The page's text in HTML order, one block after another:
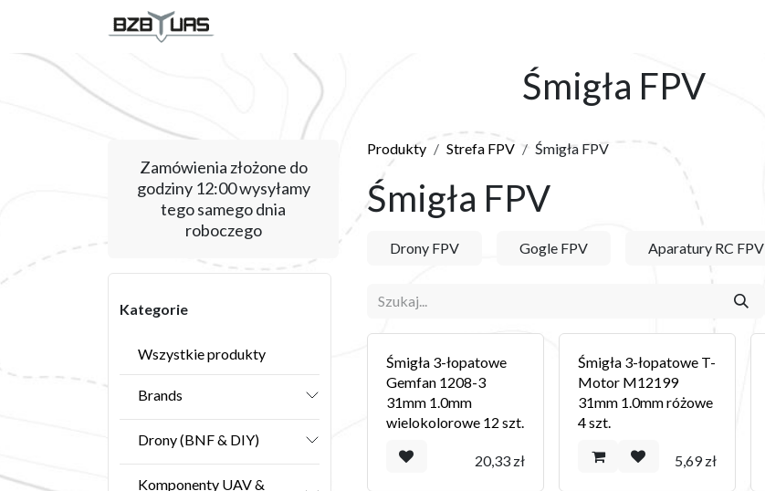
Śmigła FPV
Zamówienia złożone do
godziny 12:00 wysyłamy
tego samego dnia
roboczego
Kategorie
Wszystkie produkty
Brands
Drony (BNF & DIY)
Komponenty UAV &
Produkty Strefa FPV Śmigła FPV
Śmigła FPV
Drony FPV Gogle FPV Aparatury RC FPV
Śmigła 3-łopatowe
Gemfan 1208-3
31mm 1.0mm
wielokolorowe 12 szt.
20,33 zł
Śmigła 3-łopatowe T-
Motor M12199
31mm 1.0mm różowe
4 szt.
5,69zł